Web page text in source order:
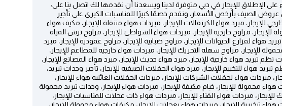
الإطلاق للإيجار في دبي متوفرة لدينا ويسعدنا أن نقدمها لك اتصل بنا على:
أفضل عروض الصيف بأرخص الأسعار، ونقدم خصمًا كبيرًا للمناسبات الكبرى على تأجير
للإيجار، مبرد هواء الكرنفالات للإيجار، مبردات هواء متنقلة للإيجار، مكيف هواء
مراوح خارجية للإيجار، مبردات هواء الشواطئ للإيجار، مراوح ترش المياه
هواء لمزارع الحيوانات للإيجار، مراوح ضبابية للإيجار، مراوح عموديه للإيجار، مبرد
للإيجار، مراوح سهله التحريك للإيجار، مبردات هواء خارجيه للمطاعم للإيجار،
نظم تبريد هواء خارجية للإيجار، مبرد هواء حديث للإيجار، مبرد هواء المصانع للإيجار،
هواء للتخييم للإيجار، مبرد هواء الحفلات الصيفيه للإيجار، تأجير وحدات تبريد،
مبردات هواء لحفلات الشركات للإيجار، مبردات الحفلات العائليه هواء للإيجار،
هواء محمولة للإيجار، خيام مكيفة للإيجار، مبردات هواء للإيجار، وحدات تبريد محمولة
مبردات هواء الفناء للإيجار، مبردات هواء ذات عجلات للمناسبات للإيجار،